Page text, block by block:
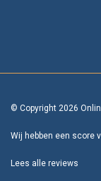
© Copyright 2026
Wij hebben een score
Lees alle reviews